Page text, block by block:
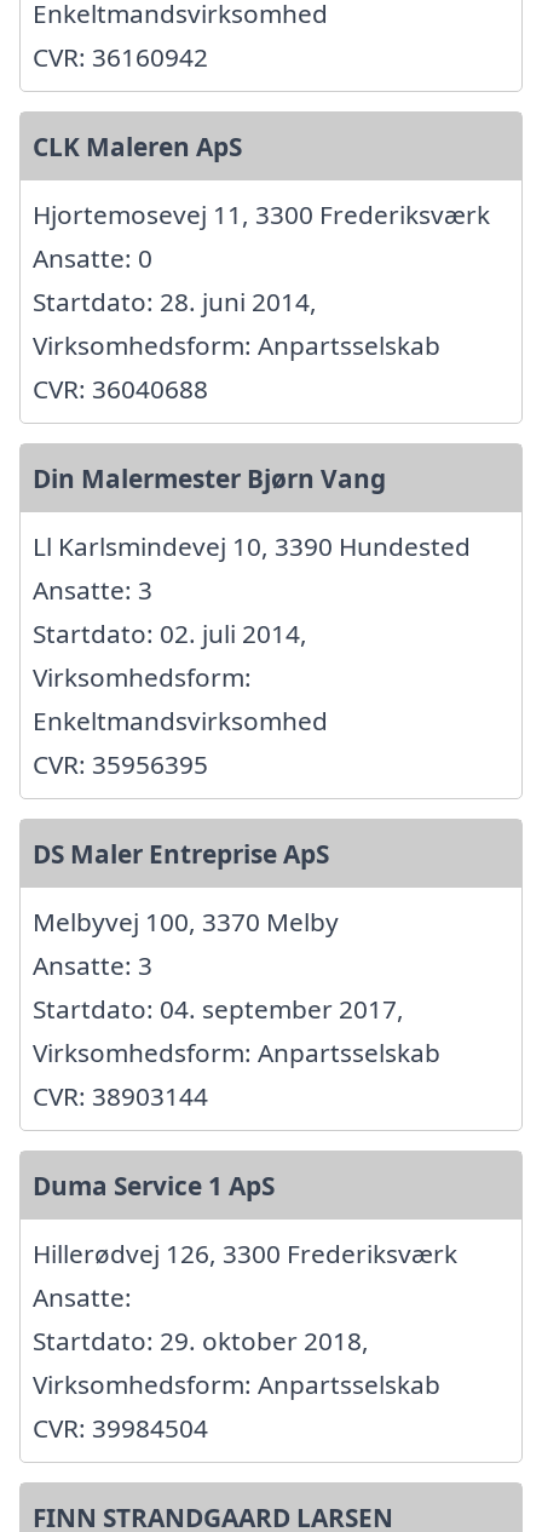
Enkeltmandsvirksomhed
CVR: 36160942
CLK Maleren ApS
Hjortemosevej 11, 3300 Frederiksværk
Ansatte: 0
Startdato: 28. juni 2014,
Virksomhedsform: Anpartsselskab
CVR: 36040688
Din Malermester Bjørn Vang
Ll Karlsmindevej 10, 3390 Hundested
Ansatte: 3
Startdato: 02. juli 2014,
Virksomhedsform:
Enkeltmandsvirksomhed
CVR: 35956395
DS Maler Entreprise ApS
Melbyvej 100, 3370 Melby
Ansatte: 3
Startdato: 04. september 2017,
Virksomhedsform: Anpartsselskab
CVR: 38903144
Duma Service 1 ApS
Hillerødvej 126, 3300 Frederiksværk
Ansatte:
Startdato: 29. oktober 2018,
Virksomhedsform: Anpartsselskab
CVR: 39984504
FINN STRANDGAARD LARSEN